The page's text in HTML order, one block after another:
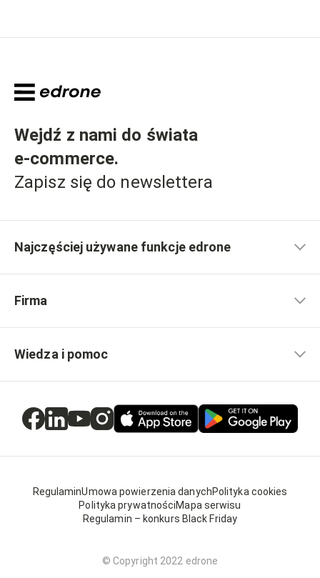
Wejdź z nami do świata
e-commerce.
Zapisz się do newslettera
Najczęściej używane funkcje edrone
Firma
Wiedza i pomoc
RegulaminUmowa powierzenia danychPolityka cookies
Polityka prywatnościMapa serwisu
Regulamin – konkurs Black Friday
© Copyright 2022 edrone